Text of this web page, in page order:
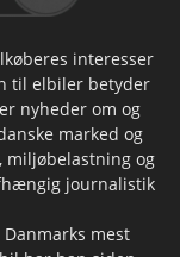
interesser
til elbiler betyder
nyheder om og
marked og
miljøbelastning og
journalistik
mest